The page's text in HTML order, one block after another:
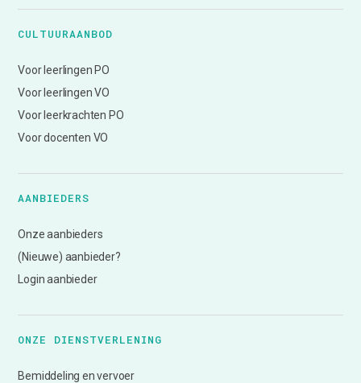
CULTUURAANBOD
Voor leerlingen PO
Voor leerlingen VO
Voor leerkrachten PO
Voor docenten VO
AANBIEDERS
Onze aanbieders
(Nieuwe) aanbieder?
Login aanbieder
ONZE DIENSTVERLENING
Bemiddeling en vervoer